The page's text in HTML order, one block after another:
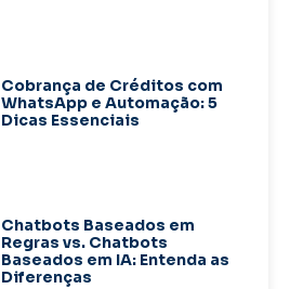
Cobrança de Créditos com
WhatsApp e Automação: 5
Dicas Essenciais
Chatbots Baseados em
Regras vs. Chatbots
Baseados em IA: Entenda as
Diferenças